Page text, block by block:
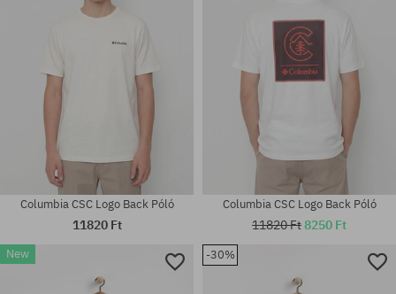
Elérhető méretek:
Columbia CSC Logo Back Póló
11820 Ft
Columbia CSC Logo Back Póló
11820 Ft8250 Ft
New -30%